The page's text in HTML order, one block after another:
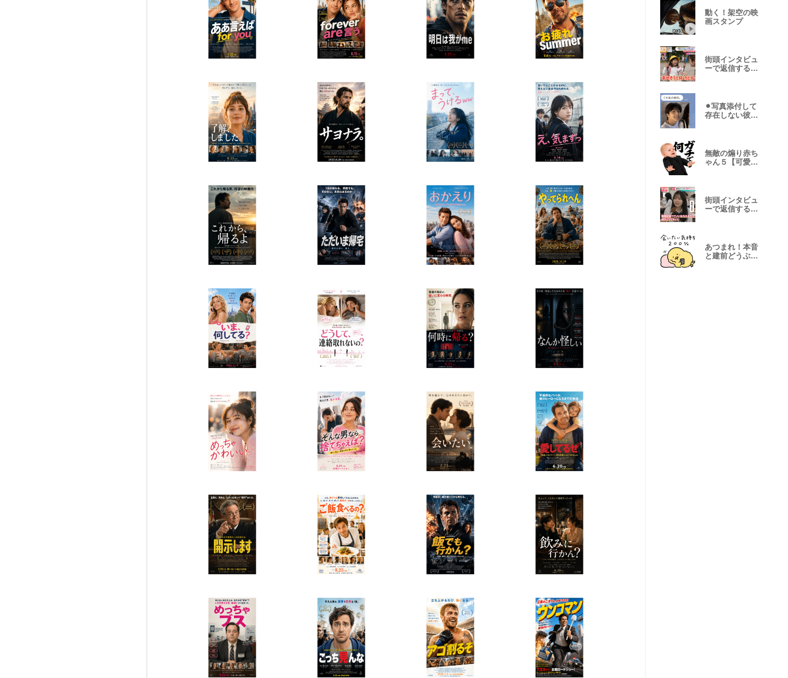
動く！架空の映
画スタンプ
街頭インタビュ
ーで返信するス
⚫︎写真添付して
存在しない彼氏
無敵の煽り赤ち
ゃん５【可愛
街頭インタビュ
ーで返信するス
あつまれ！本音
と建前どうぶつ